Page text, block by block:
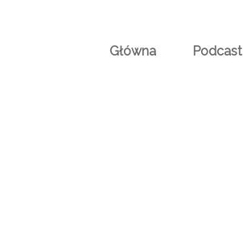
Główna Podcast